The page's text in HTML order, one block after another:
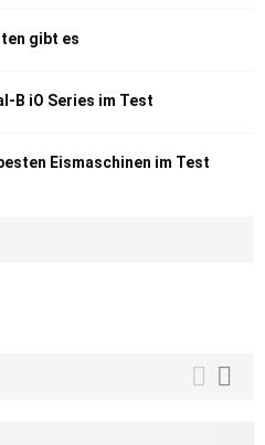
gibt es
B iO Series im Test
Eismaschinen im Test